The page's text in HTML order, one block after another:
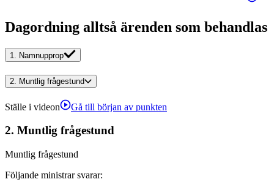
Dagordning alltså ärenden som behandlas
1. Namnupprop
2. Muntlig frågestund
Ställe i videon Gå till början av punkten
2. Muntlig frågestund
Muntlig frågestund
Följande ministrar svarar: